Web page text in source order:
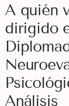
A quién
dirigido
Análisis